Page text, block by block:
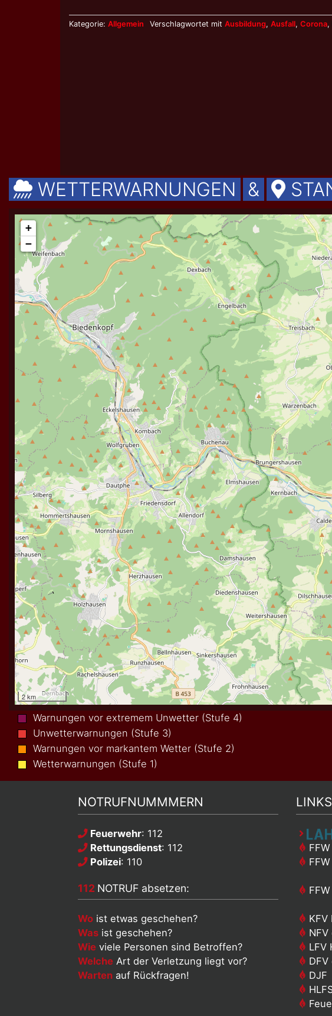
Kategorie: Allgemein Verschlagwortet mit Ausbildung, Ausfall, Corona,
WETTERWARNUNGEN &
Warnungen vor extremem Unwetter (Stufe 4)
Unwetterwarnungen (Stufe 3)
Warnungen vor markantem Wetter (Stufe 2)
Wetterwarnungen (Stufe 1)
NOTRUFNUMMMERN
Feuerwehr: 112
Rettungsdienst: 112
Polizei: 110
112 NOTRUF absetzen:
Wo ist etwas geschehen?
Was ist geschehen?
Wie viele Personen sind Betroffen?
Welche Art der Verletzung liegt vor?
Warten auf Rückfragen!
LINKS
KFV
NFV
LFV
DFV
DJF